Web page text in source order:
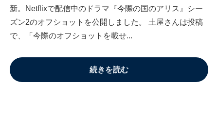
新。Netflixで配信中のドラマ『今際の国のアリス』シー
ズン2のオフショットを公開しました。 土屋さんは投稿
で、「今際のオフショットを載せ...
続きを読む